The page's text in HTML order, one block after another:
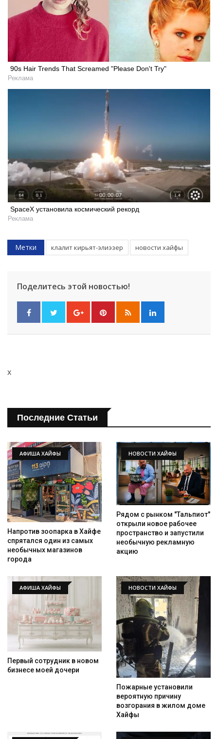
90s Hair Trends That Screamed "Please Don't Try"
Реклама
SpaceX установила космический рекорд
Реклама
Метки клалит кирьят-элиэзер новости хайфы
Поделитесь этой новостью!
x
Последние Статьи
АФИША ХАЙФЫ
Напротив зоопарка в Хайфе
спрятался один из самых
необычных магазинов
города
НОВОСТИ ХАЙФЫ
Рядом с рынком "Тальпиот"
открыли новое рабочее
пространство и запустили
необычную рекламную
акцию
АФИША ХАЙФЫ
Первый сотрудник в новом
бизнесе моей дочери
НОВОСТИ ХАЙФЫ
Пожарные установили
вероятную причину
возгорания в жилом доме
Хайфы